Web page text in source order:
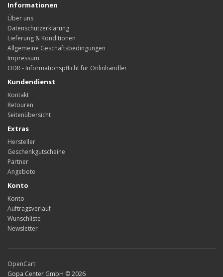
Informationen
Über uns
Datenschutzerklärung
Lieferung & Konditionen
Allgemeine Geschäftsbedingungen
Impressum
ODR - Informationspflicht für Onlinhändler
Kundendienst
Kontakt
Retouren
Seitenübersicht
Extras
Hersteller
Geschenkgutscheine
Partner
Angebote
Konto
Konto
Auftragsverlauf
Wunschliste
Newsletter
OpenCart
Gopa Center GmbH © 2026